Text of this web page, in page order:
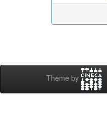
Theme by